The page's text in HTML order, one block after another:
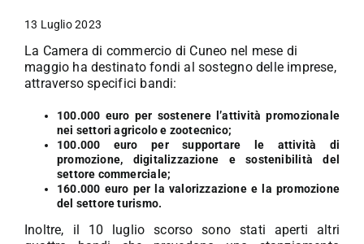
Convenzioni
L’Agricoltore cuneese
Fotogallery
Contatti
13 Luglio 2023
La Camera di commercio di Cuneo nel mese di
maggio ha destinato fondi al sostegno delle imprese,
attraverso specifici bandi:
100.000 euro per sostenere l’attività promozionale
nei settori agricolo e zootecnico;
100.000 euro per supportare le attività di
promozione, digitalizzazione e sostenibilità del
settore commerciale;
160.000 euro per la valorizzazione e la promozione
del settore turismo.
Inoltre, il 10 luglio scorso sono stati aperti altri